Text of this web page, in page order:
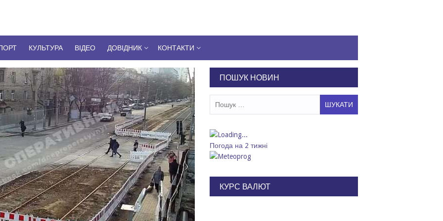
КУЛЬТУРА ВІДЕО ДОВІДНИК КОНТАКТИ
ПОШУК НОВИН
Погода на 2 тижні
КУРС ВАЛЮТ